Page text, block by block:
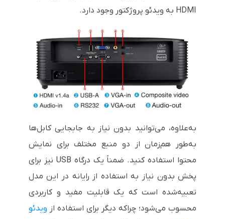
HDMI به ویدئو پروژکتور وجود دارد.
به‌علاوه، می‌توانید بدون نیاز به جابجایی کابل‌ها
به‌طور هم‌زمان از دو منبع مختلف برای نمایش
محتوا استفاده کنید. ضمناً یک درگاه USB نیز برای
پخش بدون نیاز به استفاده از رایانه در این مدل
تعبیه‌شده است که یک قابلیت مفید و کاربردی
محسوب می‌شود؛ چراکه دیگر برای استفاده از ویدئو